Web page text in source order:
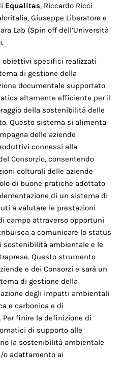
Equalitas, Riccardo Ricci
Giuseppe Liberatore e
Lab (Spin off dell’Università
obiettivi specifici realizzati
di gestione della
documentale supportato
altamente efficiente per il
della sostenibilità delle
Questo sistema si alimenta
delle aziende
connessi alla
Consorzio, consentendo
colturali delle aziende
di buone pratiche adottato
di un sistema di
a valutare le prestazioni
campo attraverso opportuni
a comunicare lo status
sostenibilità ambientale e le
Questo strumento
e dei Consorzi e sarà un
di gestione della
degli impatti ambientali
e carbonica e di
finire la definizione di
di supporto alle
la sostenibilità ambientale
o adattamento ai